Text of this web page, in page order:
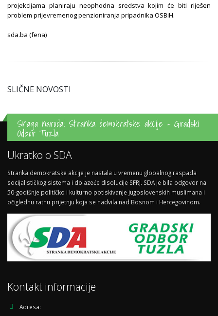
projekcijama planiraju neophodna sredstva kojim će biti riješen
problem prijevremenog penzioniranja pripadnika OSBiH.
sda.ba (fena)
SLIČNE NOVOSTI
Snaga naroda! Stranka demokratske akcije - Gradski
Odbor Tuzla
Ukratko o SDA
Stranka demokratske akcije je nastala u vremenu globalnog raspada
socijalističkog sistema i dolazeće disolucije SFRJ. SDA je bila odgovor na
50-godišnje političko i kulturno potiskivanje jugoslovenskih muslimana i
očiglednu ratnu prijetnju koja se nadvila nad Bosnom i Hercegovinom.
Kontakt informacije
Adresa: